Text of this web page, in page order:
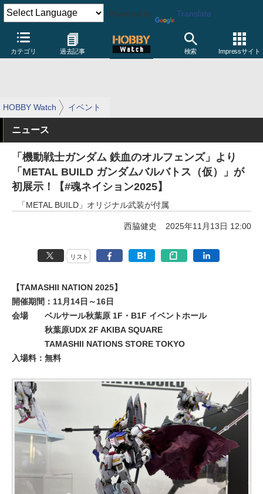
Powered by Translate
カテゴリ 過去記事 検索 Impressサイト
HOBBY Watch イベント
ニュース
「機動戦士ガンダム 鉄血のオルフェンズ」より
「METAL BUILD ガンダムバルバトス（仮）」が
初展示！【#魂ネイション2025】
「METAL BUILD」オリジナル武装が付属
西脇健史 2025年11月13日 12:00
リスト
【TAMASHII NATION 2025】
開催期間：11月14日～16日
会場
ベルサール秋葉原 1F・B1F イベントホール
秋葉原UDX 2F AKIBA SQUARE
TAMASHII NATIONS STORE TOKYO
入場料：無料